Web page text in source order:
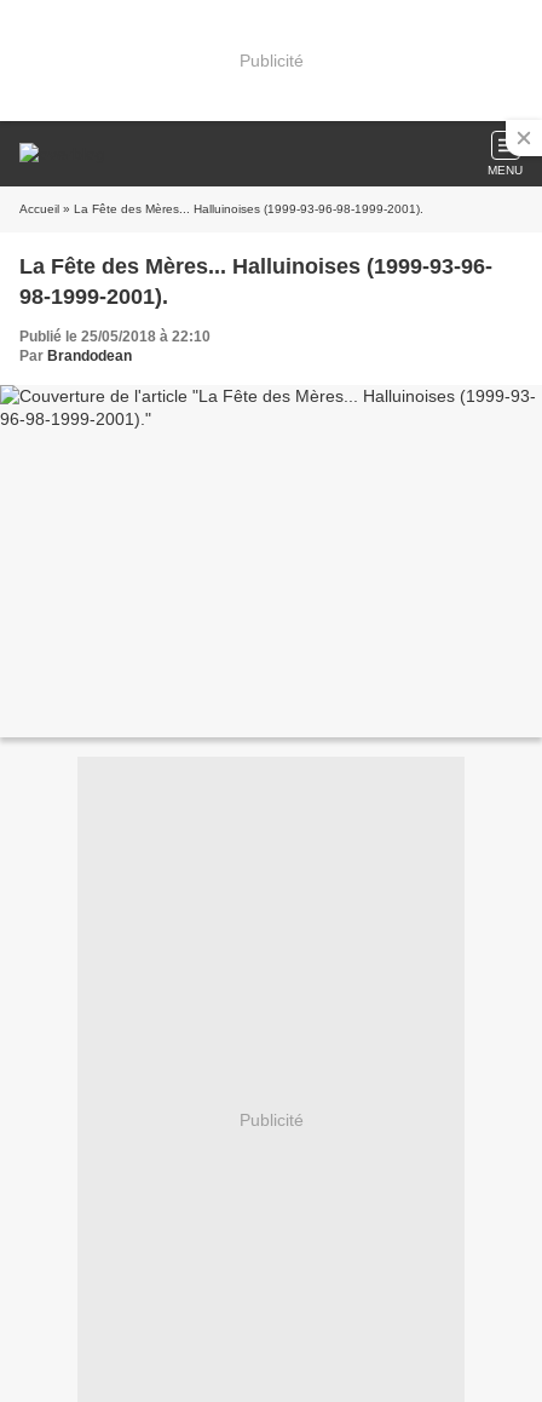
Publicité
MENU
Accueil » La Fête des Mères... Halluinoises (1999-93-96-98-1999-2001).
La Fête des Mères... Halluinoises (1999-93-96-
98-1999-2001).
Publié le 25/05/2018 à 22:10
Par Brandodean
Publicité